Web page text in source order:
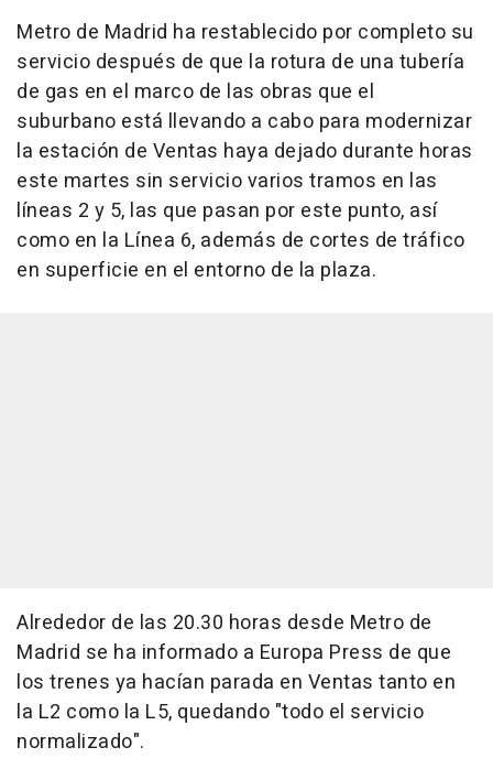
Metro de Madrid ha restablecido por completo su
servicio después de que la rotura de una tubería
de gas en el marco de las obras que el
suburbano está llevando a cabo para modernizar
la estación de Ventas haya dejado durante horas
este martes sin servicio varios tramos en las
líneas 2 y 5, las que pasan por este punto, así
como en la Línea 6, además de cortes de tráfico
en superficie en el entorno de la plaza.
Alrededor de las 20.30 horas desde Metro de
Madrid se ha informado a Europa Press de que
los trenes ya hacían parada en Ventas tanto en
la L2 como la L5, quedando "todo el servicio
normalizado".